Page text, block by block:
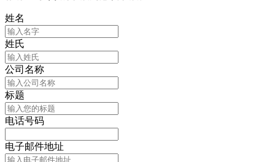
姓名
姓氏
公司名称
标题
电话号码
电子邮件地址